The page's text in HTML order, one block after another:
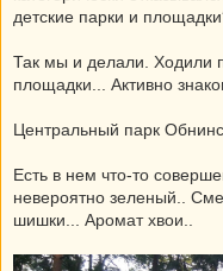
детские парки и
Так мы и делали. Ходили
площадки... Активно
Центральный парк
Есть в нем что-то
невероятно зеленый..
шишки... Аромат хвои..